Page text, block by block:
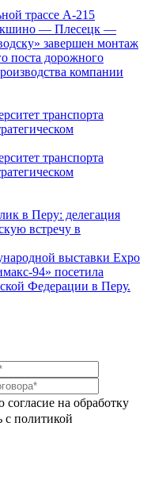
трассе А-215
— Плесецк —
завершен монтаж
поста дорожного
компании
транспорта
транспорта
в Перу: делегация
встречу в
выставки Expo
94» посетила
Федерации в Перу.
согласие на обработку
с политикой